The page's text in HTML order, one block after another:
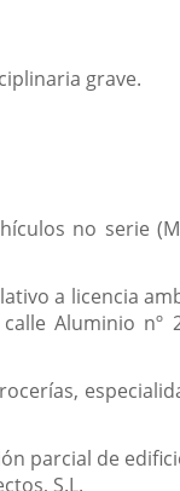
grave.
no serie
a licencia
Aluminio nº
parcial de
S.L.